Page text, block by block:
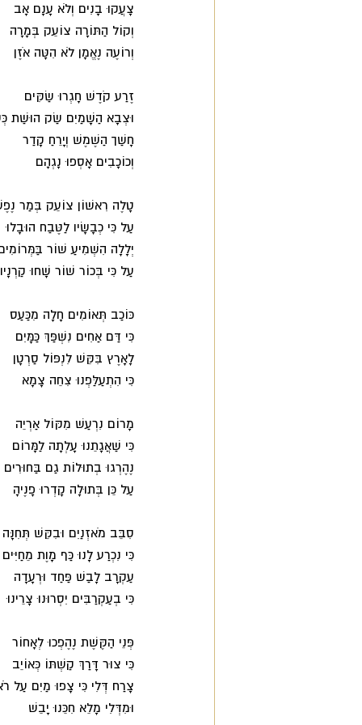
צָעֲקוּ בָנִים וְלֹא עָנָם אָב
וְקוֹל הַתּוֹרָה צוֹעֵק בְּמָרָה
וְרוֹעֶה נֶאֱמָן לֹא הִטָּה אֹזֶן
זֶרַע קֹדֶשׁ חָגְרוּ שַׂקִּים
וּצְבָא הַשָׁמַיִם שַׂק הוּשַׁת
חָשַׁך הַשֶׁמֶשׁ וְיָרֵחַ קָדַר
וְכוֹכָבִים אָסְפוּ נָגְהָם
טָלֶה רִאשׁוֹן צוֹעֵק בְּמַר
עַל כִּי כְבָשָׂיו לַטֶּבַח הוּבָלוּ
יְלָלָה הִשְׁמִיעַ שׁוֹר
עַל כִּי בְּכוֹר שׁוֹר שָׁחוּ קַרְנָיו
כּוֹכַב תְּאוֹמִים חָלָה מִכַּעַס
כִּי דַּם אַחִים נִשְׁפַּךְ כַּמָּיִם
לָאָרֶץ בִּקֵּשׁ לִנְפּוֹל סַרְטָן
כִּי הִתְעַלַּפְנוּ צִחֵה צָמָא
מָרוֹם נִרְעַשׁ מִקּוֹל אַרְיֵה
כִּי שַׁאֲגָתֵנוּ עָלְתָה לַמָּרוֹם
נֶהֶרְגוּ בְתוּלוֹת גַם בַּחוּרִים
עַל כֵּן בְּתוּלָה קָדְרוּ פָנֶיהָ
סִבֵּב מֹאזְנַיִם וּבִקֵּשׁ תְּחִנָּה
כִּי נִכְרַע לָנוּ כַּף מָוֶת מֵחַיִּים
עַקְרָב לָבַשׁ פַּחַד וּרְעָדָה
כִּי בְעַקְרַבִּים יִסְרוּנוּ צָרֵינוּ
פְּנֵי הַקֶּשֶׁת נֶהֶפְכוּ לְאָחוֹר
כִּי צוּר דָּרַךְ קַשְׁתּוֹ כְּאוֹיֵב
צָרַח דְּלִי כִּי צָפוּ מַיִם עַל
וּמִדְּלִי מָלֵא חִכֵּנוּ יָבֵשׁ